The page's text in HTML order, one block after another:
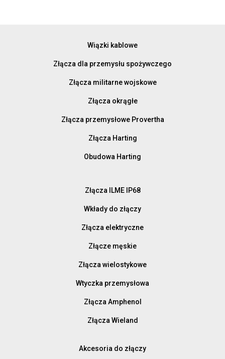
Wiązki kablowe
Złącza dla przemysłu spożywczego
Złącza militarne wojskowe
Złącza okrągłe
Złącza przemysłowe Provertha
Złącza Harting
Obudowa Harting
Złącza ILME IP68
Wkłady do złączy
Złącza elektryczne
Złącze męskie
Złącza wielostykowe
Wtyczka przemysłowa
Złącza Amphenol
Złącza Wieland
Akcesoria do złączy